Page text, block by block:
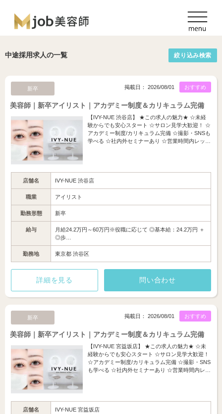
中途採用求人の一覧 絞り込み検索
新卒 おすすめ
掲載日： 2026/08/01
美容師｜新卒アイリスト｜アカデミー制度＆カリキュラム完備
【IVY-NUE 渋谷店】 ★この求人の魅力★ ☆未経
験からでも安心スタート ☆サロン見学大歓迎！ ☆
アカデミー制度/カリキュラム完備 ☆撮影・SNSも
学べる ☆社内外セミナーあり ☆営業時間内レッ…
店舗名 IVY-NUE 渋谷店
職業 アイリスト
勤務形態 新卒
給与
月給24.2万円～60万円※役職に応じて ◎基本給：24.2万円 ＋
◎歩…
勤務地 東京都 渋谷区
詳細を見る 問い合わせ
新卒 おすすめ
掲載日： 2026/08/01
美容師｜新卒アイリスト｜アカデミー制度＆カリキュラム完備
【IVY-NUE 宮益坂店】 ★この求人の魅力★ ☆未
経験からでも安心スタート ☆サロン見学大歓迎！
☆アカデミー制度/カリキュラム完備 ☆撮影・SNS
も学べる ☆社内外セミナーあり ☆営業時間内レ…
店舗名 IVY-NUE 宮益坂店